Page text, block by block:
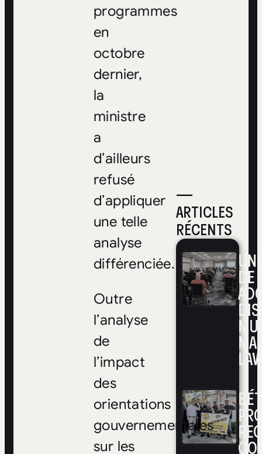
—
ARTICLES
RÉCENTS
DE
programmes
en
octobre
dernier,
la
ministre
a
d’ailleurs
refusé
d’appliquer
une telle
analyse
différenciée.
Outre
l’analyse
de
l’impact
des
orientations
gouvernementales
sur les